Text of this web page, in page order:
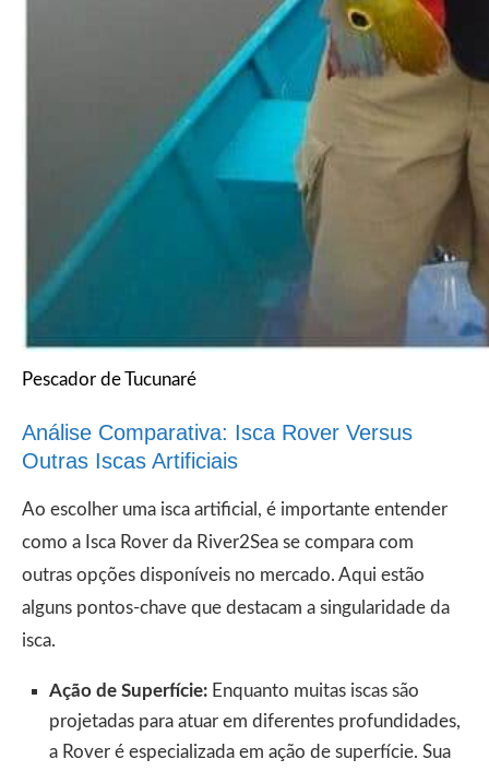
Pescador de Tucunaré
Análise Comparativa: Isca Rover Versus
Outras Iscas Artificiais
Ao escolher uma isca artificial, é importante entender
como a Isca Rover da River2Sea se compara com
outras opções disponíveis no mercado. Aqui estão
alguns pontos-chave que destacam a singularidade da
isca.
Ação de Superfície: Enquanto muitas iscas são
projetadas para atuar em diferentes profundidades,
a Rover é especializada em ação de superfície. Sua